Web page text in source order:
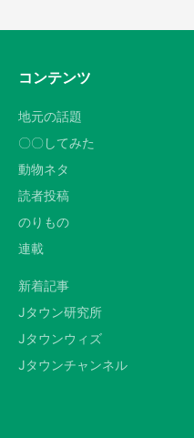
コンテンツ
地元の話題
〇〇してみた
動物ネタ
読者投稿
のりもの
連載
新着記事
Jタウン研究所
Jタウンウィズ
Jタウンチャンネル